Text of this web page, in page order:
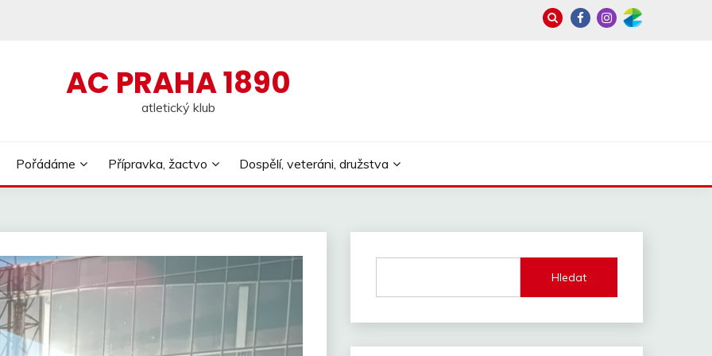
AC PRAHA 1890
atletický klub
Pořádáme Přípravka, žactvo Dospělí, veteráni, družstva
Hledat